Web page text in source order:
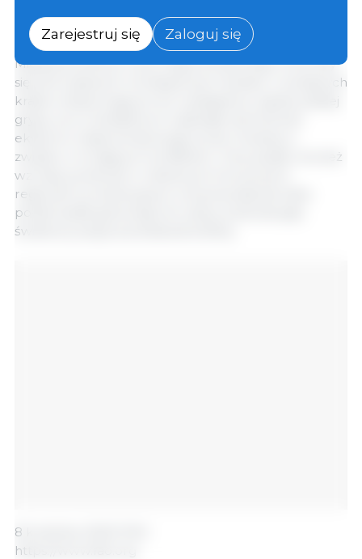
ze zbliżającymi się świętami wielkanocnymi.
Międzynarodowe ceny mięsa drobiowego umocniły
się pod wpływem zmniejszonych dostaw z wiodących
krajów eksportujących po wystąpieniu ognisk ptasiej
grypy, na co dodatkowo wpłynęła niemożność
eksportu mięsa drobiowego przez Ukrainę w
związku z trwającym konfliktem. Ceny bydła również
wzrosły, ponieważ w niektórych kluczowych
regionach produkcyjnych utrzymywała się niska
podaż bydła gotowego do uboju, podczas gdy
światowy popyt pozostawał solidny.
8 kwietnia, 2022/ FAO.
https://www.fao.org
Zarejestruj się Zaloguj się